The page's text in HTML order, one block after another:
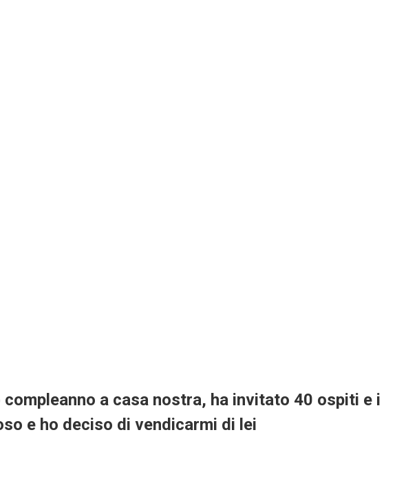
a casa nostra, ha invitato 40 ospiti e i
e ho deciso di vendicarmi di lei